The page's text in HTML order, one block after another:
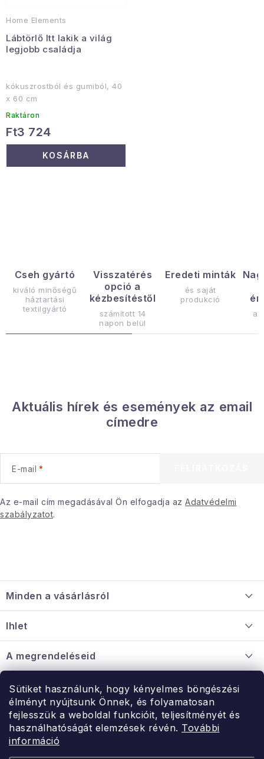
Sütiket használunk, hogy kényelmes böngészési
élményt nyújtsunk Önnek, és folyamatosan
fejlesszük a weboldal funkcióit, teljesítményét és
használhatóságát elemzések révén. További
információ
Home Elements
Lábtörlő Itt lakik a világ
legjobb családja
kókuszrostból és gumiból, 40
x 60 cm
Raktáron
Ft3 724
KOSÁRBA
n
s
e
m
e
i
Cseh gyártó
kiváló minőségű
háztartási
textilgyártó
Visszatérés
opció a
kézbesítéstől
számított 14
napon belül
Eredeti minták
és saját
produkció
Aktuális hírek és események az email
címedre
E-mail
Az e-mail cím megadásával Ön elfogadja az Adatvédelmi
szabályzatot.
á
b
é
c
Minden a vásárlásról
Információ a mellékletről
Nagykereskedelmi együttműködés
Ihlet
A megrendeléseid
Érintkezés
Rendelésem
Érintkezés
Hé-Pé: 9:00-15:00
uzlet@modernvasarlas.hu